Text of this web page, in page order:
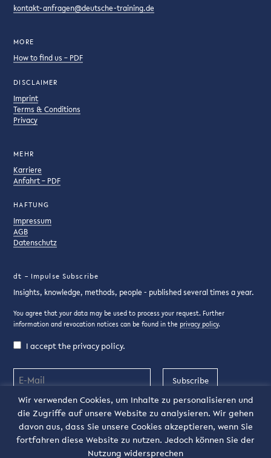
kontakt-anfragen@deutsche-training.de
MORE
How to find us – PDF
DISCLAIMER
Imprint
Terms & Conditions
Privacy
MEHR
Karriere
Anfahrt – PDF
HAFTUNG
Impressum
AGB
Datenschutz
dt – Impulse Subscribe
Insights, knowledge, methods, people - published several times a year.
You agree that your data may be used to process your request. Further
information and revocation notices can be found in the privacy policy.
I accept the privacy policy.
Subscribe
Wir verwenden Cookies, um Inhalte zu personalisieren und
die Zugriffe auf unsere Website zu analysieren. Wir gehen
davon aus, dass Sie unsere Cookies akzeptieren, wenn Sie
fortfahren diese Website zu nutzen. Jedoch können Sie der
Nutzung widersprechen